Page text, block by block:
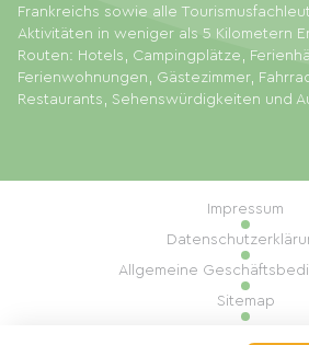
Frankreichs sowie alle
Aktivitäten in weniger als 5 Kilometern
Routen: Hotels, Campingplätze,
Ferienwohnungen, Gästezimmer,
Restaurants, Sehenswürdigkeiten und
Impressum
Allgemeine
Sitemap